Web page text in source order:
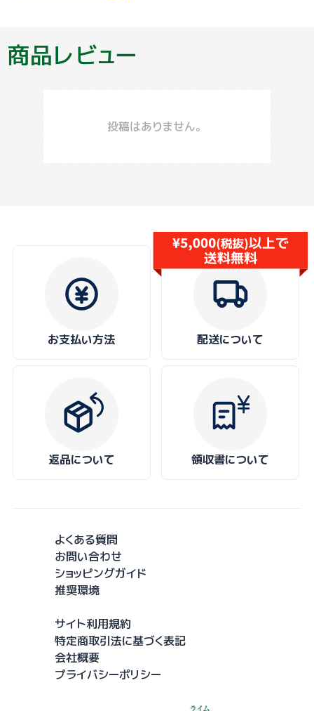
商品レビュー
投稿はありません。
お支払い方法 配送について
返品について 領収書について
よくある質問
お問い合わせ
ショッピングガイド
推奨環境
サイト利用規約
特定商取引法に基づく表記
会社概要
プライバシーポリシー